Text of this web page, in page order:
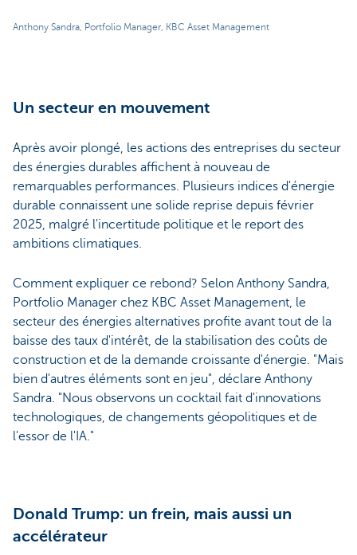
Anthony Sandra, Portfolio Manager, KBC Asset Management
Un secteur en mouvement
Après avoir plongé, les actions des entreprises du secteur
des énergies durables affichent à nouveau de
remarquables performances. Plusieurs indices d'énergie
durable connaissent une solide reprise depuis février
2025, malgré l'incertitude politique et le report des
ambitions climatiques.
Comment expliquer ce rebond? Selon Anthony Sandra,
Portfolio Manager chez KBC Asset Management, le
secteur des énergies alternatives profite avant tout de la
baisse des taux d'intérêt, de la stabilisation des coûts de
construction et de la demande croissante d'énergie. "Mais
bien d'autres éléments sont en jeu", déclare Anthony
Sandra. "Nous observons un cocktail fait d'innovations
technologiques, de changements géopolitiques et de
l'essor de l'IA."
Donald Trump: un frein, mais aussi un
accélérateur